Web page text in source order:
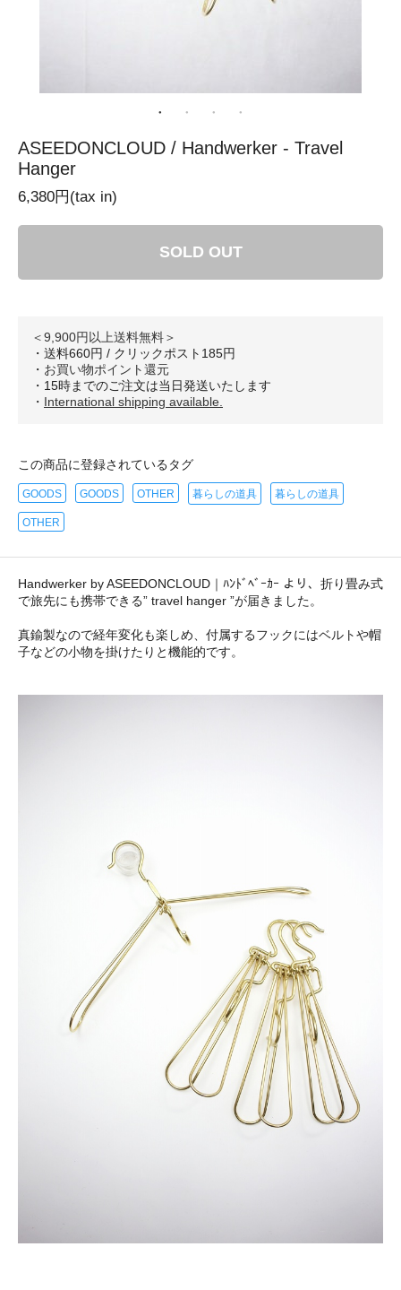
ASEEDONCLOUD / Handwerker - Travel
Hanger
6,380円(tax in)
SOLD OUT
＜9,900円以上送料無料＞
・送料660円 / クリックポスト185円
・ お買い物ポイント還元
・15時までのご注文は当日発送いたします
・ International shipping available.
この商品に登録されているタグ
GOODS GOODS OTHER 暮らしの道具 暮らしの道具
OTHER
Handwerker by ASEEDONCLOUD｜ﾊﾝﾄﾞﾍﾞｰｶｰ より、折り畳み式
で旅先にも携帯できる” travel hanger ”が届きました。
真鍮製なので経年変化も楽しめ、付属するフックにはベルトや帽
子などの小物を掛けたりと機能的です。